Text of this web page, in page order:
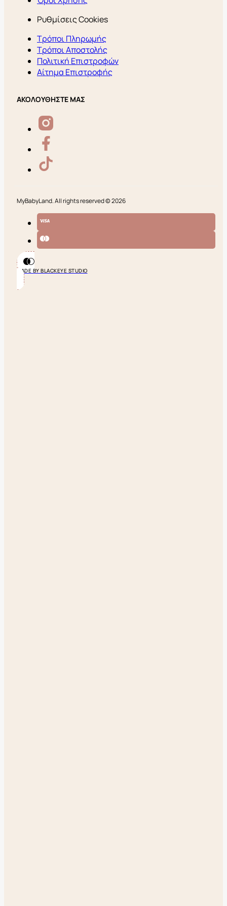
Ρυθμίσεις Cookies
Τρόποι Πληρωμής
Τρόποι Αποστολής
Πολιτική Επιστροφών
Αίτημα Επιστροφής
ΑΚΟΛΟΥΘΗΣΤΕ ΜΑΣ
MyBabyLand. All rights reserved © 2026
MADE BY BLACKEYE STUDIO